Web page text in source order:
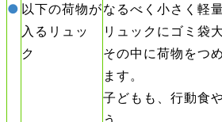
● 以下の荷物が
入るリュッ
ク
なるべく小さく軽量
リュックにゴミ袋
その中に荷物をつ
ます。
子どもも、行動食